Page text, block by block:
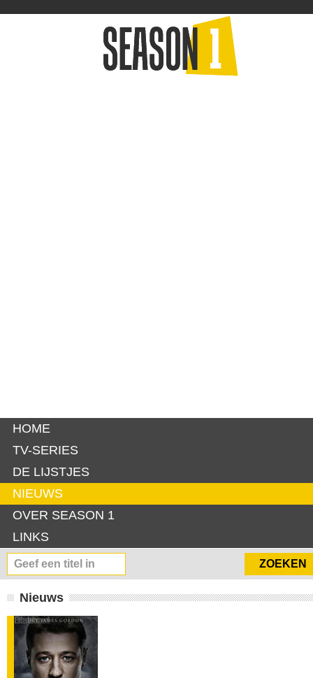
HOME
TV-SERIES
DE LIJSTJES
NIEUWS
OVER SEASON 1
LINKS
Nieuws